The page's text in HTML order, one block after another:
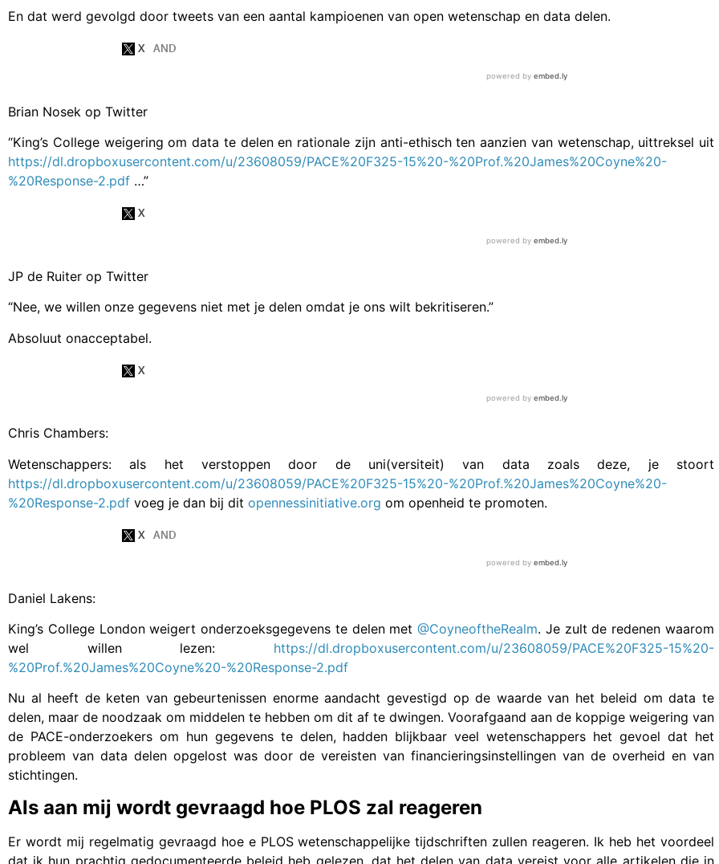
En dat werd gevolgd door tweets van een aantal kampioenen van open wetenschap en data delen.
Brian Nosek op Twitter
“King’s College weigering om data te delen en rationale zijn anti-ethisch ten aanzien van wetenschap, uittreksel uit
https://dl.dropboxusercontent.com/u/23608059/PACE%20F325-15%20-%20Prof.%20James%20Coyne%20-
%20Response-2.pdf …”
JP de Ruiter op Twitter
“Nee, we willen onze gegevens niet met je delen omdat je ons wilt bekritiseren.”
Absoluut onacceptabel.
Chris Chambers:
Wetenschappers: als het verstoppen door de uni(versiteit) van data zoals deze, je stoort
https://dl.dropboxusercontent.com/u/23608059/PACE%20F325-15%20-%20Prof.%20James%20Coyne%20-
%20Response-2.pdf voeg je dan bij dit opennessinitiative.org om openheid te promoten.
Daniel Lakens:
King’s College London weigert onderzoeksgegevens te delen met@CoyneoftheRealm. Je zult de redenen waarom
wel willen lezen: https://dl.dropboxusercontent.com/u/23608059/PACE%20F325-15%20-
%20Prof.%20James%20Coyne%20-%20Response-2.pdf
Nu al heeft de keten van gebeurtenissen enorme aandacht gevestigd op de waarde van het beleid om data te
delen, maar de noodzaak om middelen te hebben om dit af te dwingen. Voorafgaand aan de koppige weigering van
de PACE-onderzoekers om hun gegevens te delen, hadden blijkbaar veel wetenschappers het gevoel dat het
probleem van data delen opgelost was door de vereisten van financieringsinstellingen van de overheid en van
stichtingen.
Als aan mij wordt gevraagd hoe PLOS zal reageren
Er wordt mij regelmatig gevraagd hoe e PLOS wetenschappelijke tijdschriften zullen reageren. Ik heb het voordeel
dat ik hun prachtig gedocumenteerde beleid heb gelezen, dat het delen van data vereist voor alle artikelen die in